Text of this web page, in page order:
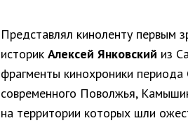
Представлял киноленту первым
историк Алексей Янковский из
фрагменты кинохроники
современного Поволжья,
на территории которых шли